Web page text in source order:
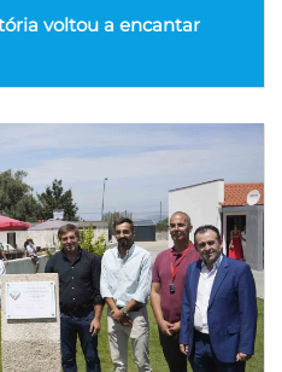
voltou a encantar